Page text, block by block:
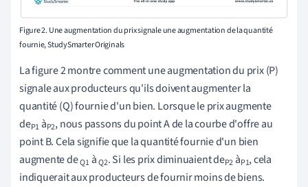
Figure 2. Une augmentation du prix signale une augmentation de la quantité
fournie, StudySmarter Originals
La figure 2 montre comment une augmentation du prix (P)
signale aux producteurs qu'ils doivent augmenter la
quantité (Q) fournie d'un bien. Lorsque le prix augmente
deP1 àP2, nous passons du point A de la courbe d'offre au
point B. Cela signifie que la quantité fournie d'un bien
augmente deQ1 àQ2. Si les prix diminuaient deP2 àP1, cela
indiquerait aux producteurs de fournir moins de biens.